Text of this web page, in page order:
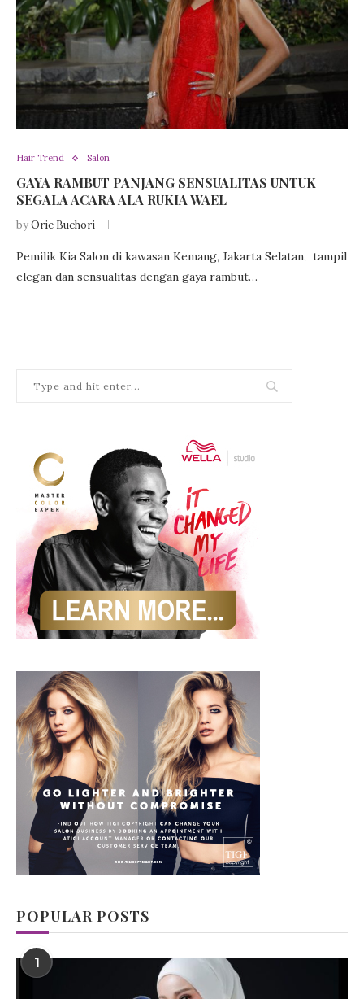
Hair Trend Salon
GAYA RAMBUT PANJANG SENSUALITAS UNTUK
SEGALA ACARA ALA RUKIA WAEL
byOrie Buchori
Pemilik Kia Salon di kawasan Kemang, Jakarta Selatan, tampil
elegan dan sensualitas dengan gaya rambut…
POPULAR POSTS
1